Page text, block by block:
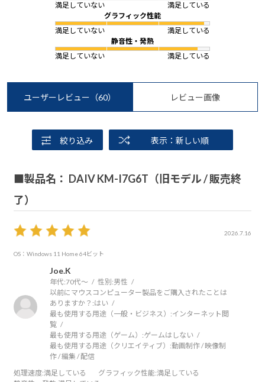
満足していない
満足している
グラフィック性能
満足していない
満足している
静音性・発熱
満足していない
満足している
ユーザーレビュー （60） レビュー画像
絞り込み 表示：新しい順
■製品名： DAIV KM-I7G6T（旧モデル / 販売終
了）
2026.7.16
OS：Windows 11 Home 64ビット
Joe.K
年代:70代～ 性別:男性
以前にマウスコンピューター製品をご購入されたことは
ありますか？:はい
最も使用する用途（一般・ビジネス）:インターネット閲
覧
最も使用する用途（ゲーム）:ゲームはしない
最も使用する用途（クリエイティブ）:動画制作 / 映像制
作 / 編集 / 配信
処理速度:満足している グラフィック性能:満足している